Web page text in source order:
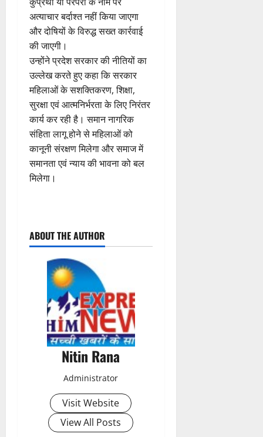
अत्याचार बर्दाश्त नहीं किया जाएगा
और दोषियों के विरुद्ध सख्त कार्रवाई
की जाएगी।
उन्होंने प्रदेश सरकार की नीतियों का
उल्लेख करते हुए कहा कि सरकार
महिलाओं के सशक्तिकरण, शिक्षा,
सुरक्षा एवं आत्मनिर्भरता के लिए निरंतर
कार्य कर रही है। समान नागरिक
संहिता लागू होने से महिलाओं को
कानूनी संरक्षण मिलेगा और समाज में
समानता एवं न्याय की भावना को बल
मिलेगा।
o
ABOUT THE AUTHOR
Nitin Rana
Administrator
Visit Website
View All Posts